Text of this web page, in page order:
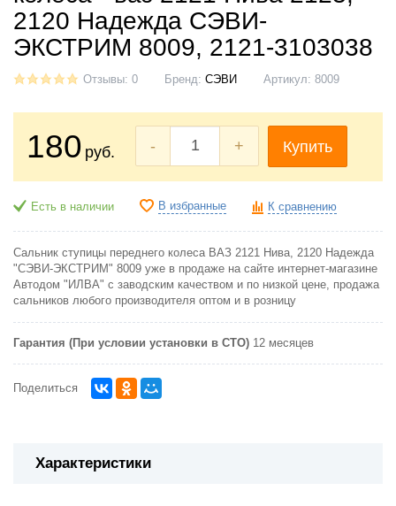
2120 Надежда СЭВИ-
ЭКСТРИМ 8009, 2121-3103038
Отзывы: 0 Бренд: СЭВИ Артикул: 8009
180 руб. - + Купить
Есть в наличии В избранные К сравнению
Сальник ступицы переднего колеса ВАЗ 2121 Нива, 2120 Надежда
"СЭВИ-ЭКСТРИМ" 8009 уже в продаже на сайте интернет-магазине
Автодом "ИЛВА" с заводским качеством и по низкой цене, продажа
сальников любого производителя оптом и в розницу
Гарантия (При условии установки в СТО) 12 месяцев
Поделиться
Характеристики